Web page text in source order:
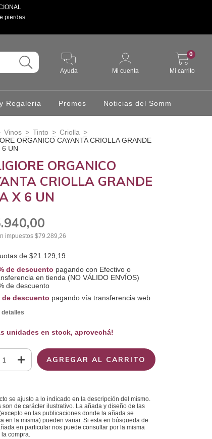
pierdas
Ayuda Mi cuenta Mi carrito
0
Regaleria Promos Noticias del Somm
Vinos > Tinto > Criolla >
ORGANICO CAYANTA CRIOLLA GRANDE
6 UN
ORGANICO
CRIOLLA GRANDE
X 6 UN
impuestos $79.289,26
de $21.129,19
de descuento pagando con Efectivo o
en tienda (NO VÁLIDO ENVÍOS)
de descuento
de descuento pagando vía transferencia web
detalles
unidades en stock, aprovechá!
se ajusto a lo indicado en la descripción del mismo.
son de carácter ilustrativo. La añada y diseño de las
en las publicaciones donde la añada se
en la misma) pueden variar. Si esta en búsqueda de
en particular nos puede consultar por la misma
la compra.